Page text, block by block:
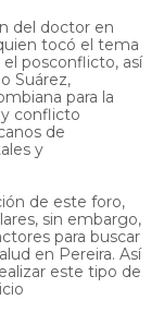
del doctor en
tocó el tema
posconflicto, así
Suárez,
para la
conflicto
de
y
de este foro,
sin embargo,
para buscar
en Pereira. Así
este tipo de